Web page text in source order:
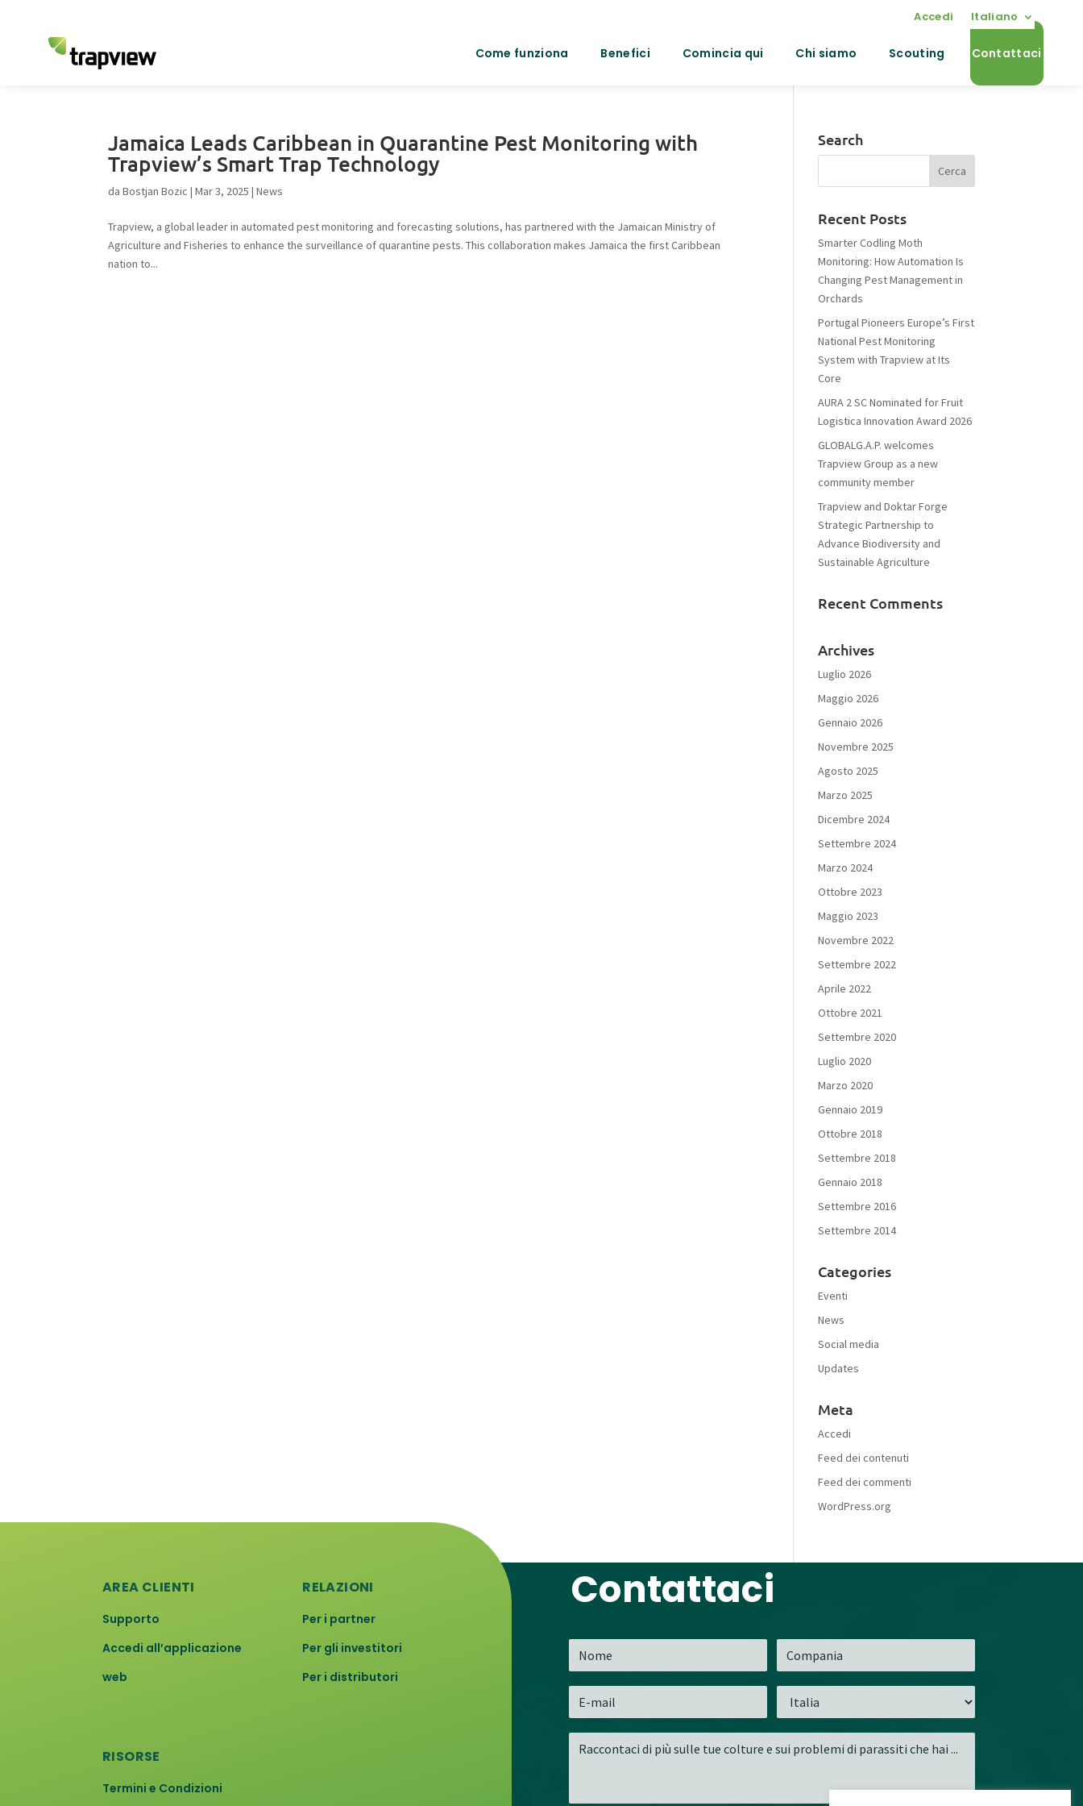
Accedi Italiano
Come funziona Benefici Comincia qui Chi siamo Scouting Contattaci
Jamaica Leads Caribbean in Quarantine Pest Monitoring with
Trapview’s Smart Trap Technology
daBostjan Bozic |Mar 3, 2025 |News
Trapview, a global leader in automated pest monitoring and forecasting solutions, has partnered with the Jamaican Ministry of
Agriculture and Fisheries to enhance the surveillance of quarantine pests. This collaboration makes Jamaica the first Caribbean
nation to...
Search
Recent Posts
Smarter Codling Moth
Monitoring: How Automation Is
Changing Pest Management in
Orchards
Portugal Pioneers Europe’s First
National Pest Monitoring
System with Trapview at Its
Core
AURA 2 SC Nominated for Fruit
Logistica Innovation Award 2026
GLOBALG.A.P. welcomes
Trapview Group as a new
community member
Trapview and Doktar Forge
Strategic Partnership to
Advance Biodiversity and
Sustainable Agriculture
Recent Comments
Archives
Luglio 2026
Maggio 2026
Gennaio 2026
Novembre 2025
Agosto 2025
Marzo 2025
Dicembre 2024
Settembre 2024
Marzo 2024
Ottobre 2023
Maggio 2023
Novembre 2022
Settembre 2022
Aprile 2022
Ottobre 2021
Settembre 2020
Luglio 2020
Marzo 2020
Gennaio 2019
Ottobre 2018
Settembre 2018
Gennaio 2018
Settembre 2016
Settembre 2014
Categories
Eventi
News
Social media
Updates
Meta
Accedi
Feed dei contenuti
Feed dei commenti
WordPress.org
AREA CLIENTI
Supporto
Accedi all’applicazione
web
RISORSE
Termini e Condizioni
RELAZIONI
Per i partner
Per gli investitori
Per i distributori
Contattaci